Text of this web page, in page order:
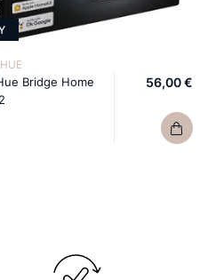
Bridge Home
56,00 €